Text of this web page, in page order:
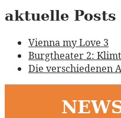
aktuelle Posts
Vienna my Love 3
Burgtheater 2:
Die verschiedenen